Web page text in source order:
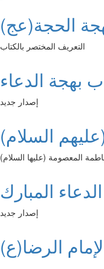
الحجة(عج)
التعريف المختصر بالكتاب
بهجة الدعاء
إصدار جديد
السلام)
المعصومة (عليها السلام)
المبارك
إصدار جديد
الرضا(ع)